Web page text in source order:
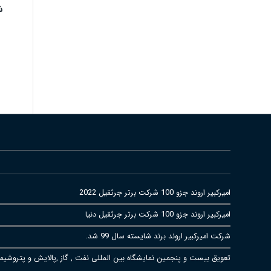
امیرکبیر اروند جزو 100 شرکت برتر جرثقیل 2022
امیرکبیر اروند جزو 100 شرکت برتر جرثقیل دنیا
شرکت امیرکبیر اروند برند شایسته سال 99 شد.
تعویق بیست و پنجمین نمایشگاه بین المللی نفت , گاز ,پالایش و